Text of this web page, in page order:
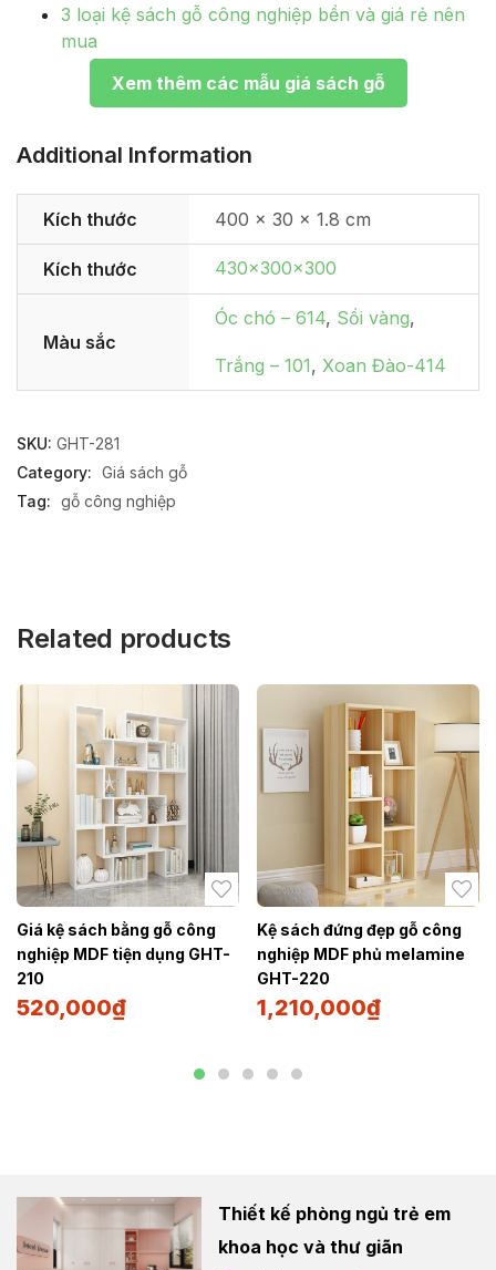
3 loại kệ sách gỗ công nghiệp bền và giá rẻ nên
mua
Xem thêm các mẫu giá sách gỗ
Additional Information
Kích thước 400 × 30 × 1.8 cm
Kích thước 430x300x300
Màu sắc
Óc chó – 614, Sồi vàng,
Trắng – 101, Xoan Đào-414
SKU: GHT-281
Category: Giá sách gỗ
Tag: gỗ công nghiệp
Related products
Giá kệ sách bằng gỗ công
nghiệp MDF tiện dụng GHT-
210
520,000₫
Kệ sách đứng đẹp gỗ công
nghiệp MDF phủ melamine
GHT-220
1,210,000₫
Thiết kế phòng ngủ trẻ em
khoa học và thư giãn